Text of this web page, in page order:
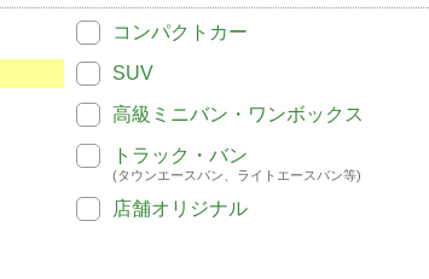
コンパクトカー
SUV
高級ミニバン・ワンボックス
トラック・バン
(タウンエースバン、ライトエースバン等)
店舗オリジナル